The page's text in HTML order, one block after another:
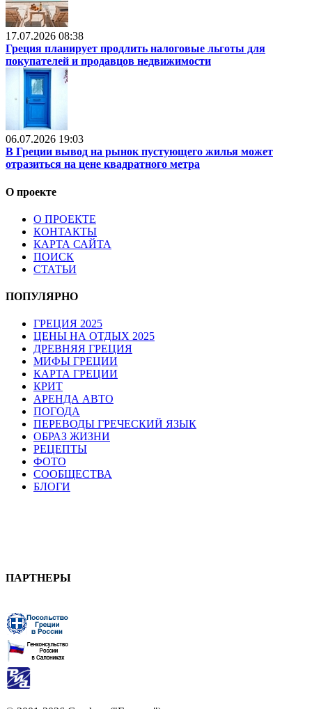
17.07.2026 08:38
Греция планирует продлить налоговые льготы для
покупателей и продавцов недвижимости
06.07.2026 19:03
В Греции вывод на рынок пустующего жилья может
отразиться на цене квадратного метра
О проекте
О ПРОЕКТЕ
КОНТАКТЫ
КАРТА САЙТА
ПОИСК
СТАТЬИ
ПОПУЛЯРНО
ГРЕЦИЯ 2025
ЦЕНЫ НА ОТДЫХ 2025
ДРЕВНЯЯ ГРЕЦИЯ
МИФЫ ГРЕЦИИ
КАРТА ГРЕЦИИ
КРИТ
АРЕНДА АВТО
ПОГОДА
ПЕРЕВОДЫ ГРЕЧЕСКИЙ ЯЗЫК
ОБРАЗ ЖИЗНИ
РЕЦЕПТЫ
ФОТО
СООБЩЕСТВА
БЛОГИ
ПАРТНЕРЫ